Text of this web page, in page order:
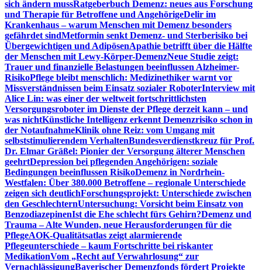
sich ändern mussRatgeberbuch Demenz: neues aus Forschung
und Therapie für Betroffene und AngehörigeDelir im
Krankenhaus – warum Menschen mit Demenz besonders
gefährdet sindMetformin senkt Demenz- und Sterberisiko bei
Übergewichtigen und AdipösenApathie betrifft über die Hälfte
der Menschen mit Lewy-Körper-DemenzNeue Studie zeigt:
Trauer und finanzielle Belastungen beeinflussen Alzheimer-
RisikoPflege bleibt menschlich: Medizinethiker warnt vor
Missverständnissen beim Einsatz sozialer RoboterInterview mit
Alice Lin: was einer der weltweit fortschrittlichsten
Versorgungsroboter im Dienste der Pflege derzeit kann – und
was nichtKünstliche Intelligenz erkennt Demenzrisiko schon in
der NotaufnahmeKlinik ohne Reiz: vom Umgang mit
selbststimulierendem VerhaltenBundesverdienstkreuz für Prof.
Dr. Elmar Gräßel: Pionier der Versorgung älterer Menschen
geehrtDepression bei pflegenden Angehörigen: soziale
Bedingungen beeinflussen RisikoDemenz in Nordrhein-
Westfalen: Über 380.000 Betroffene – regionale Unterschiede
zeigen sich deutlichForschungsprojekt: Unterschiede zwischen
den GeschlechternUntersuchung: Vorsicht beim Einsatz von
BenzodiazepinenIst die Ehe schlecht fürs Gehirn?Demenz und
Trauma – Alte Wunden, neue Herausforderungen für die
PflegeAOK-Qualitätsatlas zeigt alarmierende
Pflegeunterschiede – kaum Fortschritte bei riskanter
MedikationVom „Recht auf Verwahrlosung“ zur
VernachlässigungBayerischer Demenzfonds fördert Projekte